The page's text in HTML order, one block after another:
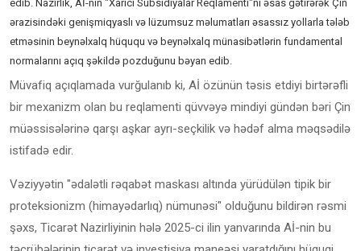
edib. Nazirlik, Aİ-nin "Xarici Subsidiyalar Reqlamenti"ni əsas gətirərək Çin
ərazisindəki genişmiqyaslı və lüzumsuz məlumatları əsassız yollarla tələb
etməsinin beynəlxalq hüququ və beynəlxalq münasibətlərin fundamental
normalarını açıq şəkildə pozduğunu bəyan edib.
Müvafiq açıqlamada vurğulanıb ki, Aİ özünün təsis etdiyi birtərəfli
bir mexanizm olan bu reqlamenti qüvvəyə mindiyi gündən bəri Çin
müəssisələrinə qarşı aşkar ayrı-seçkilik və hədəf alma məqsədilə
istifadə edir.
Vəziyyətin "ədalətli rəqabət maskası altında yürüdülən tipik bir
proteksionizm (himayədarlıq) nümunəsi" olduğunu bildirən rəsmi
şəxs, Ticarət Nazirliyinin hələ 2025-ci ilin yanvarında Aİ-nin bu